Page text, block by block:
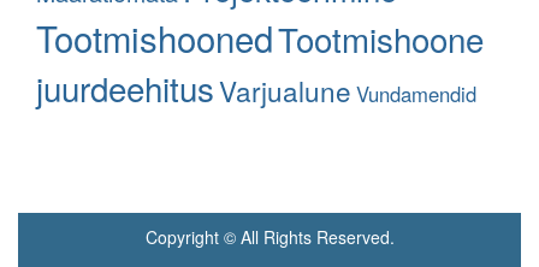
TootmishoonedTootmishoone
juurdeehitusVarjualune Vundamendid
Copyright © All Rights Reserved.